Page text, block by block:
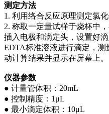
测定方法
1. 利用络合反应原理测定氯
2. 称取一定量试样于烧杯中
插入电极和滴定头，设置好
EDTA标准溶液进行滴定，
动计算结果并显示在屏幕上。
仪器参数
● 计量管体积：20mL
● 控制精度：1μL
● 最小滴定体积：10μL